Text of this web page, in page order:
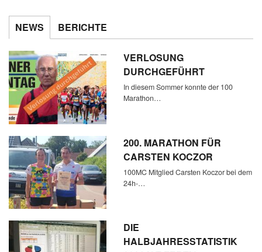
NEWS BERICHTE
VERLOSUNG
DURCHGEFÜHRT
In diesem Sommer konnte der 100
Marathon…
200. MARATHON FÜR
CARSTEN KOCZOR
100MC Mitglied Carsten Koczor bei dem
24h-…
DIE
HALBJAHRESSTATISTIK